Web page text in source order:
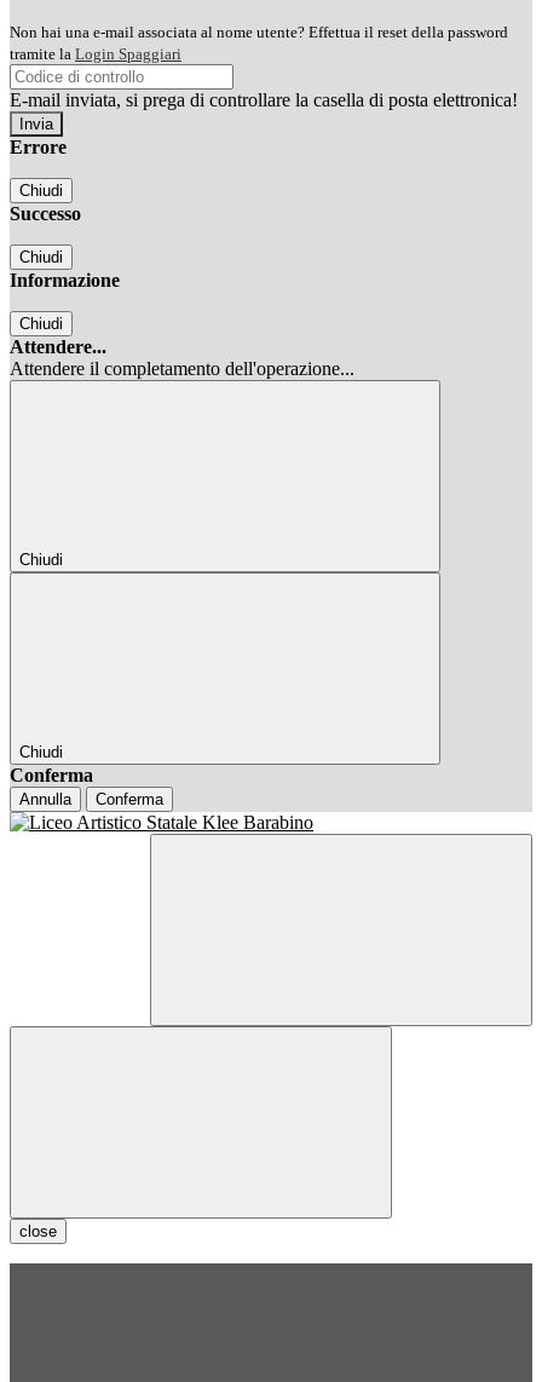
Non hai una e-mail associata al nome utente? Effettua il reset della password
tramite la Login Spaggiari
E-mail inviata, si prega di controllare la casella di posta elettronica!
Errore
Chiudi
Successo
Chiudi
Informazione
Chiudi
Attendere...
Attendere il completamento dell'operazione...
Chiudi
Chiudi
Conferma
Annulla Conferma
close